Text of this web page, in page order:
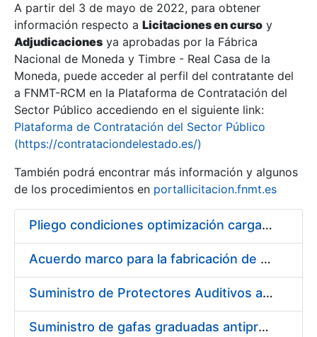
Erakutsi/Ezkutatu
Erakutsi/Ezkutatu
Erakutsi/Ezkutatu
Erakutsi/Ezkutatu
A partir del 3 de mayo de 2022, para obtener
información respecto a Licitaciones en curso y
Adjudicaciones ya aprobadas por la Fábrica
Nacional de Moneda y Timbre - Real Casa de la
Moneda, puede acceder al perfil del contratante del
a FNMT-RCM en la Plataforma de Contratación del
Sector Público accediendo en el siguiente link:
Plataforma de Contratación del Sector Público
(https://contrataciondelestado.es/)
También podrá encontrar más información y algunos
de los procedimientos en portallicitacion.fnmt.es
Pliego condiciones optimización cargas compras firmado
Acuerdo marco para la fabricación de piezas
Suministro de Protectores Auditivos a medida para las personas trabajadoras de los Centros de Trabajo de Madrid y Burgos
Suministro de gafas graduadas antiproyecciones para los trabajadores de la FNMT-RCM en los centros de trabajo de Madrid y Burgos